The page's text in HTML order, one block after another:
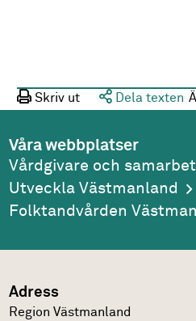
Skriv ut Dela texten
Våra webbplatser
Vårdgivare och
Utveckla Västmanland
Folktandvården
Adress
Region Västmanland